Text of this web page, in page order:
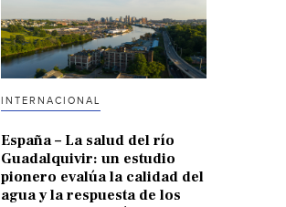
INTERNACIONAL
España – La salud del río
Guadalquivir: un estudio
pionero evalúa la calidad del
agua y la respuesta de los